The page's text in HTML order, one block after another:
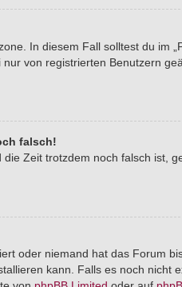
In diesem Fall solltest du im
von registrierten Benutzern
falsch!
Zeit trotzdem noch falsch ist,
oder niemand hat das Forum
kann. Falls es noch nicht